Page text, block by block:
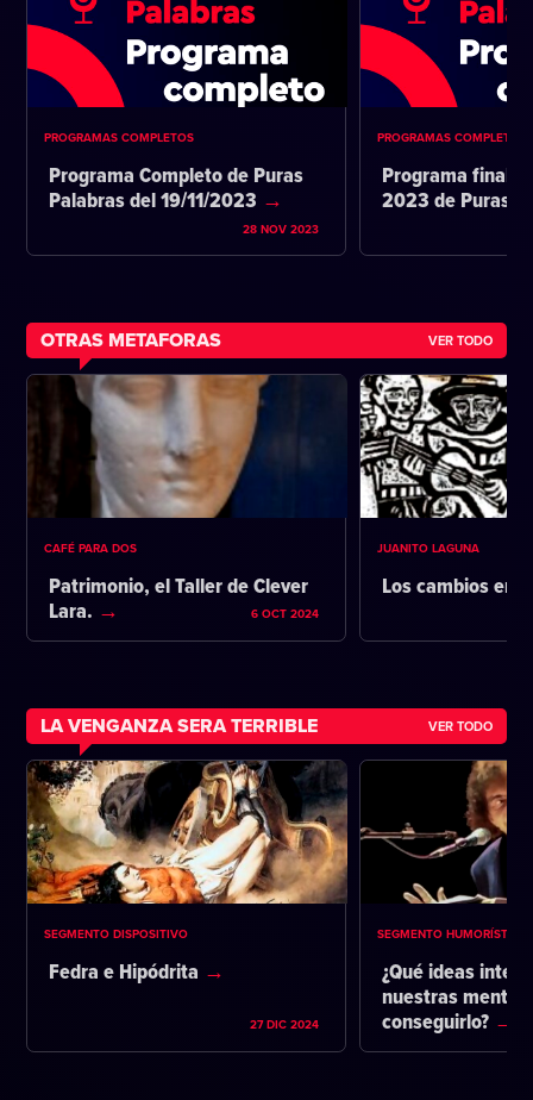
PROGRAMAS COMPLETOS
Programa Completo de Puras
Palabras del 19/11/2023
28 NOV 2023
PROGRAMAS COMPLETOS
Programa final
2023 de Puras
OTRAS METAFORAS VER TODO
CAFÉ PARA DOS
Patrimonio, el Taller de Clever
Lara.
6 OCT 2024
JUANITO LAGUNA
Los cambios en
LA VENGANZA SERA TERRIBLE VER TODO
SEGMENTO DISPOSITIVO
Fedra e Hipódrita
27 DIC 2024
SEGMENTO HUMORÍSTICO
¿Qué ideas
nuestras mentes
conseguirlo?